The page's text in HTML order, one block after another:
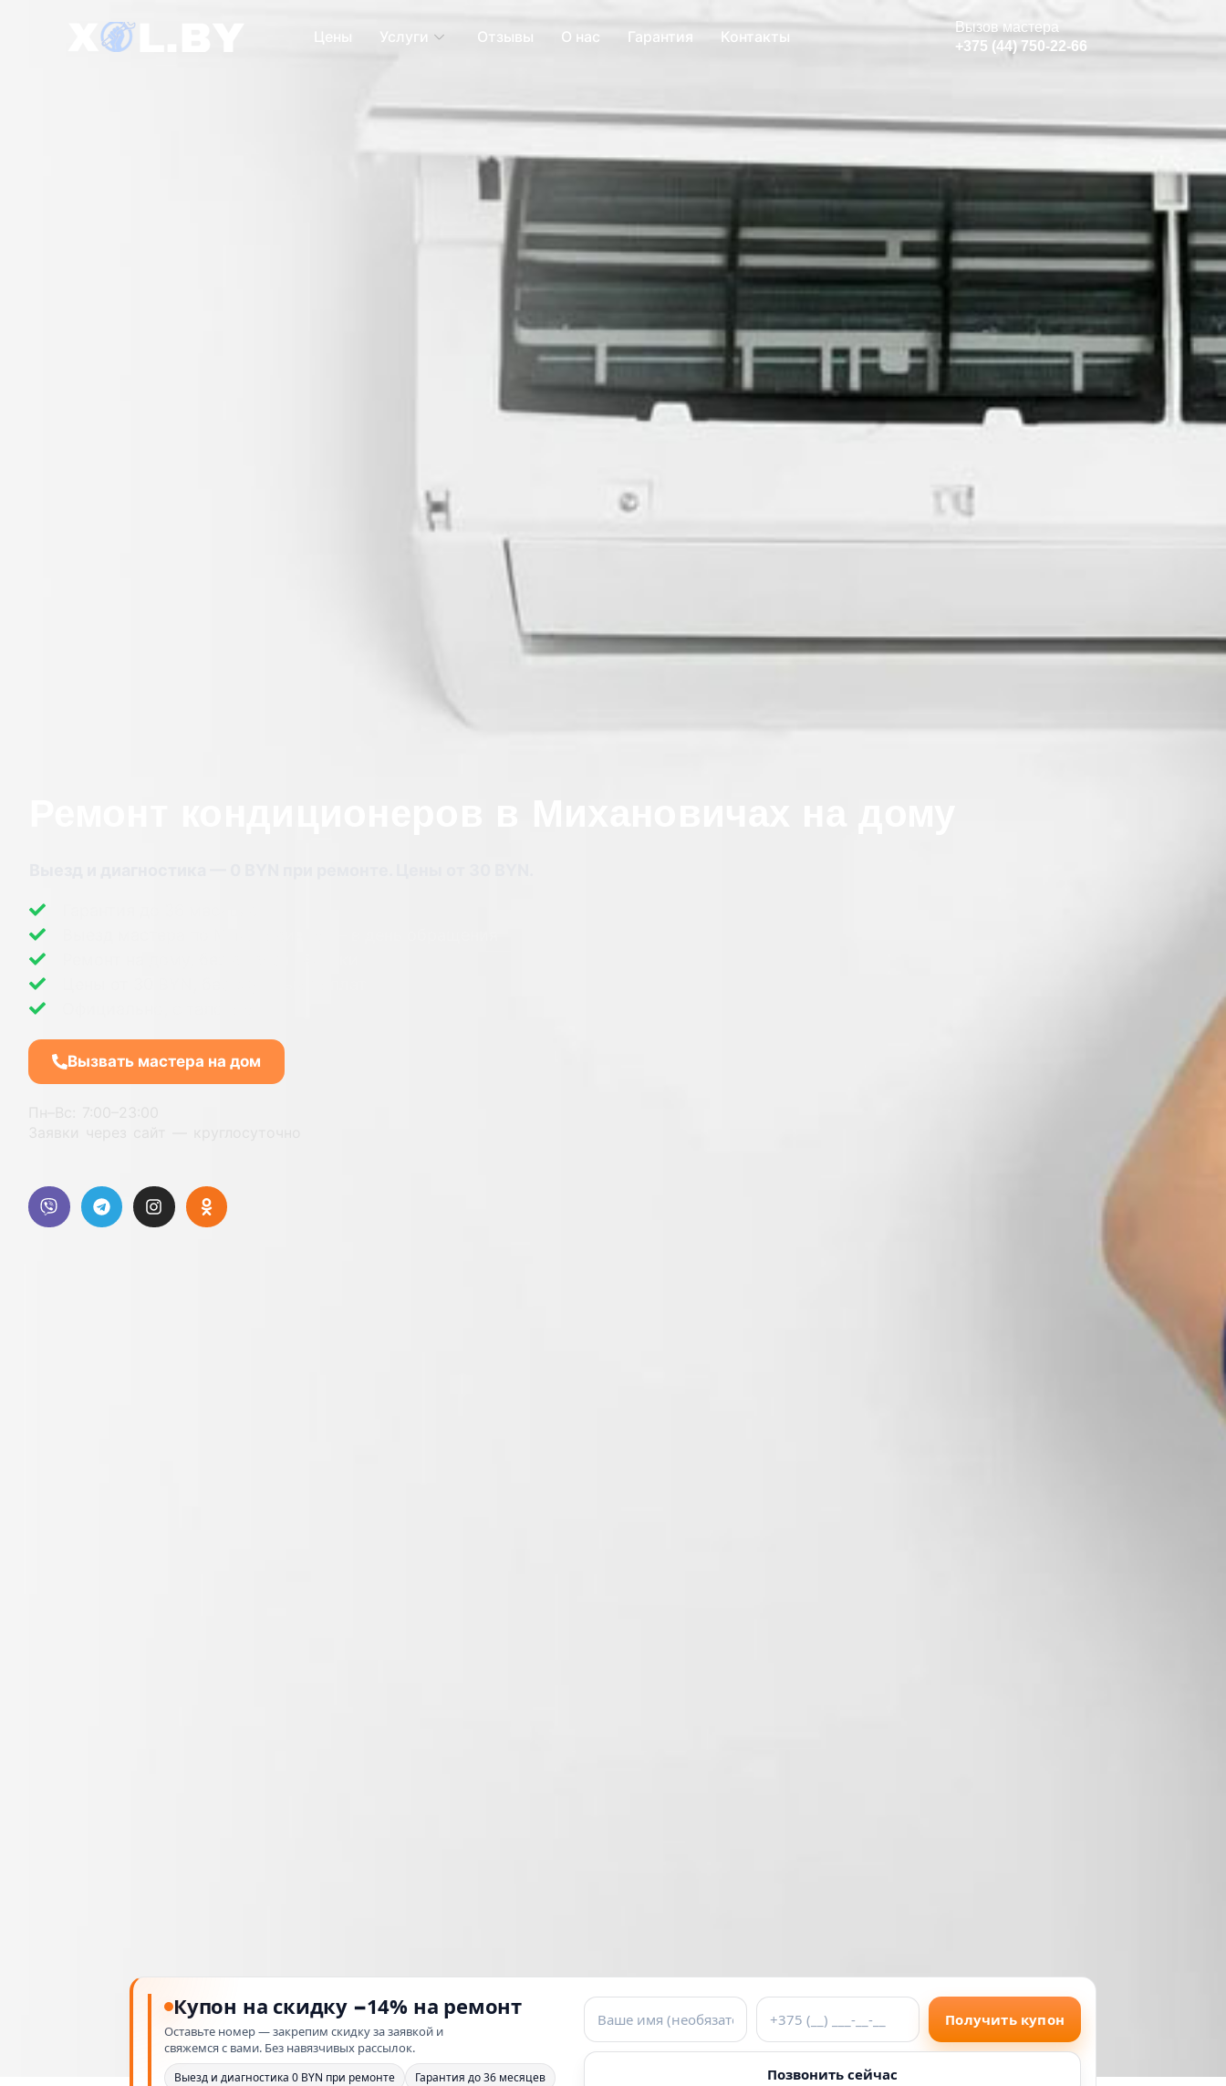
Цены Услуги Отзывы О нас Гарантия Контакты
Вызов мастера
+375 (44) 750-22-66
Вызвать мастера на дом
Купон на скидку −14% на ремонт
Оставьте номер — закрепим скидку за заявкой и
свяжемся с вами. Без навязчивых рассылок.
Выезд и диагностика 0 BYN при ремонте
Гарантия до 36 месяцев
Получить купон
Позвонить сейчас